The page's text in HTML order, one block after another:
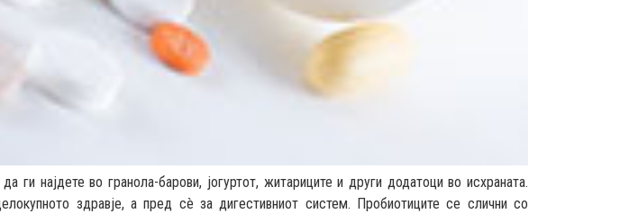
најдете во гранола-барови, јогуртот, житариците и други додатоци во исхраната.
здравје, а пред сè за дигестивниот систем. Пробиотиците се слични со